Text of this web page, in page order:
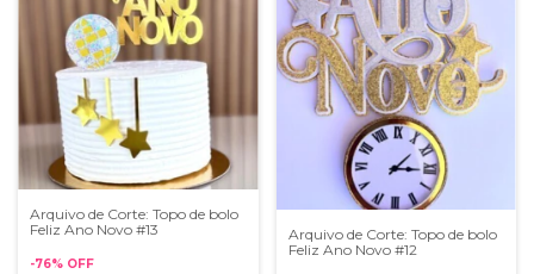
Arquivo de Corte: Topo de bolo
Feliz Ano Novo #13
-76% OFF
Arquivo de Corte: Topo de bolo
Feliz Ano Novo #12